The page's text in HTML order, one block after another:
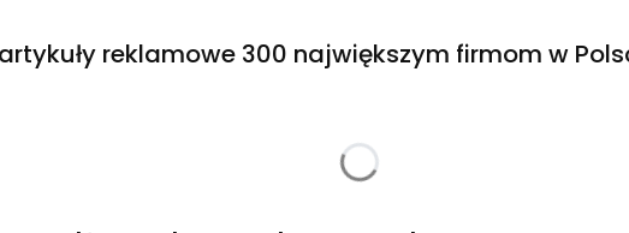
reklamowe 300 największym firmom w